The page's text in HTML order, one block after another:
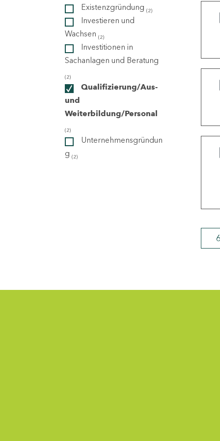
Existenzgründung (2)
Investieren und
Wachsen (2)
Investitionen in
Sachanlagen und Beratung
(2)
Qualifizierung/Aus-
und
Weiterbildung/Personal
(2)
Unternehmensgründun
g (2)